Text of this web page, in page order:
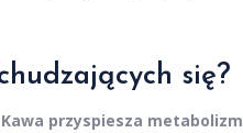
się?
Kawa przyspiesza metabolizm